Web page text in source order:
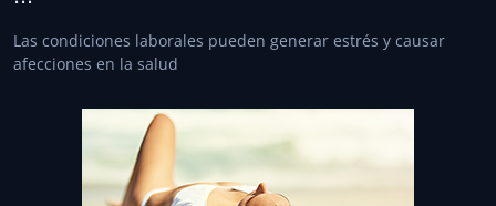
Las condiciones laborales pueden generar estrés y causar
afecciones en la salud